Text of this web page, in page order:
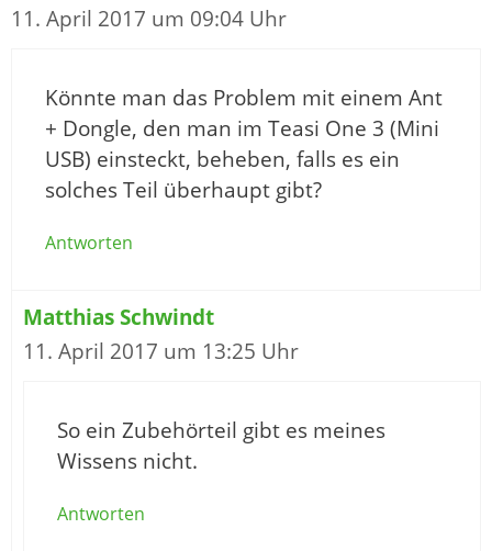
11. April 2017 um 09:04 Uhr
Könnte man das Problem mit einem Ant
+ Dongle, den man im Teasi One 3 (Mini
USB) einsteckt, beheben, falls es ein
solches Teil überhaupt gibt?
Antworten
Matthias Schwindt
11. April 2017 um 13:25 Uhr
So ein Zubehörteil gibt es meines
Wissens nicht.
Antworten